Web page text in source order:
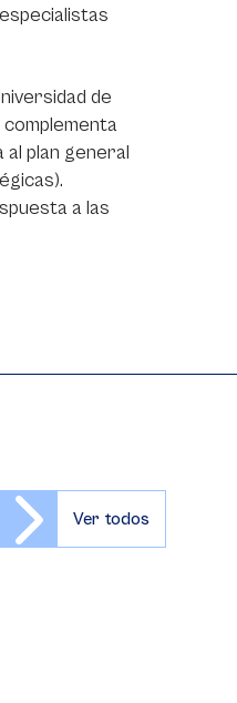
de
complementa
al plan general
a las
Ver todos